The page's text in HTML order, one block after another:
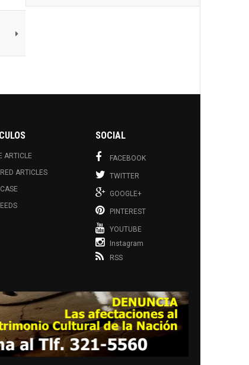
ARTICLE
ARTICLES
SOCIAL
FACEBOOK
TWITTER
GOOGLE+
PINTEREST
YOUTUBE
Instagram
RSS